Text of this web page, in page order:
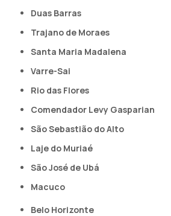
Duas Barras
Trajano de Moraes
Santa Maria Madalena
Varre-Sai
Rio das Flores
Comendador Levy Gasparian
São Sebastião do Alto
Laje do Muriaé
São José de Ubá
Macuco
Belo Horizonte